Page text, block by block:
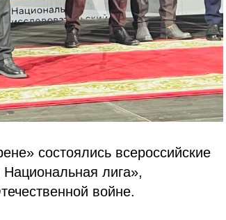
состоялись всероссийские
лига»,
войне.